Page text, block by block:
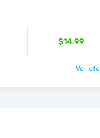
$14.99
Ver